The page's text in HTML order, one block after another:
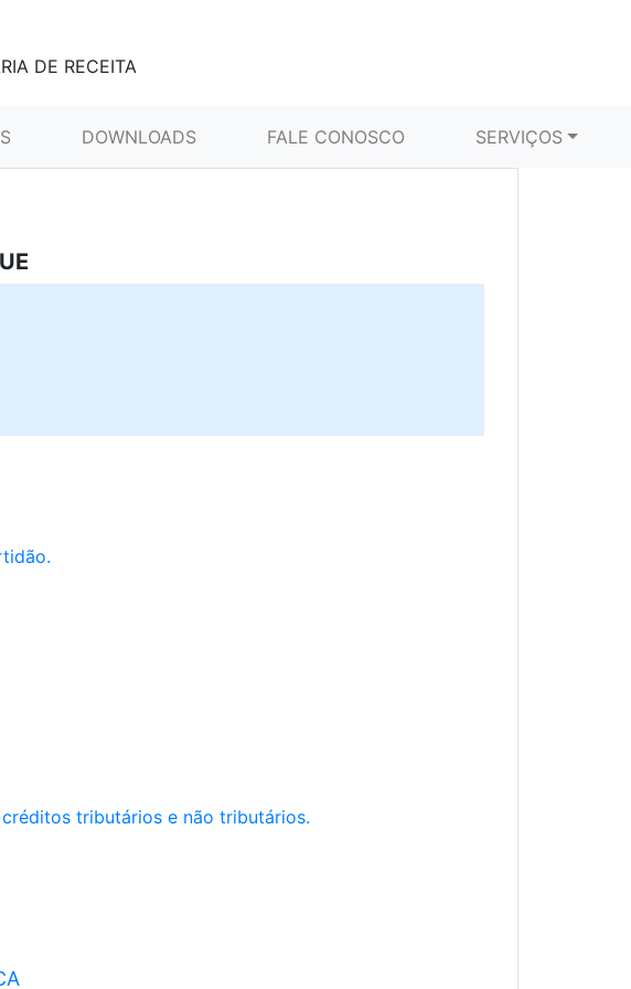
DE RECEITA
DOWNLOADS FALE CONOSCO SERVIÇOS
tributários e não tributários.